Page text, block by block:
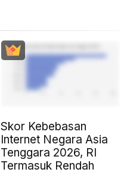
Skor Kebebasan
Internet Negara Asia
Tenggara 2026, RI
Termasuk Rendah